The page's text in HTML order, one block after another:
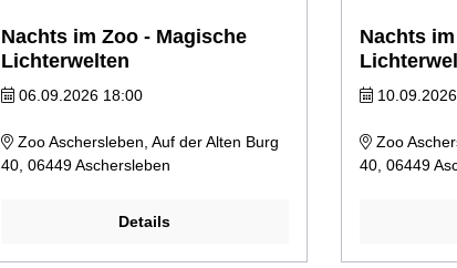
Nachts im Zoo - Magische
Lichterwelten
06.09.2026 18:00
Zoo Aschersleben, Auf der Alten Burg
40, 06449 Aschersleben
Details
Nachts
Zoo
40, 06449